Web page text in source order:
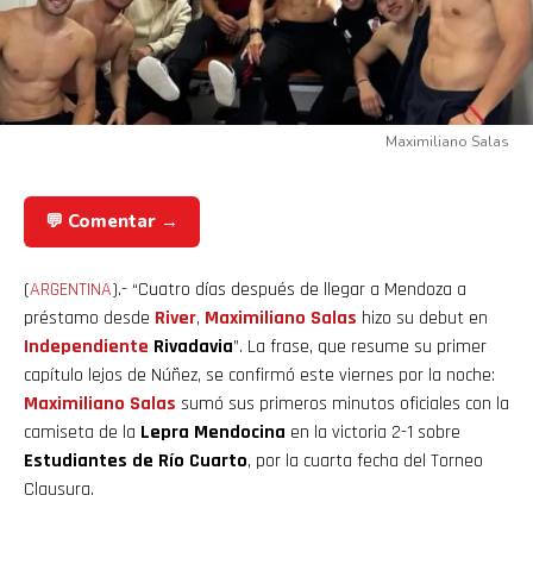
Maximiliano Salas
💬 Comentar →
(ARGENTINA).- “Cuatro días después de llegar a Mendoza a
préstamo desde River, Maximiliano Salas hizo su debut en
Independiente Rivadavia”. La frase, que resume su primer
capítulo lejos de Núñez, se confirmó este viernes por la noche:
Maximiliano Salas sumó sus primeros minutos oficiales con la
camiseta de la Lepra Mendocina en la victoria 2-1 sobre
Estudiantes de Río Cuarto, por la cuarta fecha del Torneo
Clausura.